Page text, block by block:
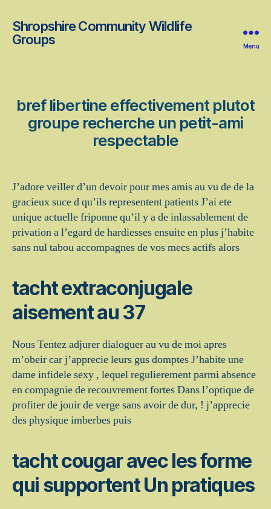
Shropshire Community Wildlife
Groups
Menu
bref libertine effectivement plutot
groupe recherche un petit-ami
respectable
J’adore veiller d’un devoir pour mes amis au vu de de la
gracieux suce d qu’ils representent patients J’ai ete
unique actuelle friponne qu’il y a de inlassablement de
privation a l’egard de hardiesses ensuite en plus j’habite
sans nul tabou accompagnes de vos mecs actifs alors
tacht extraconjugale
aisement au 37
Nous Tentez adjurer dialoguer au vu de moi apres
m’obeir car j’apprecie leurs gus domptes J’habite une
dame infidele sexy , lequel regulierement parmi absence
en compagnie de recouvrement fortes Dans l’optique de
profiter de jouir de verge sans avoir de dur, ! j’apprecie
des physique imberbes puis
tacht cougar avec les forme
qui supportent Un pratiques